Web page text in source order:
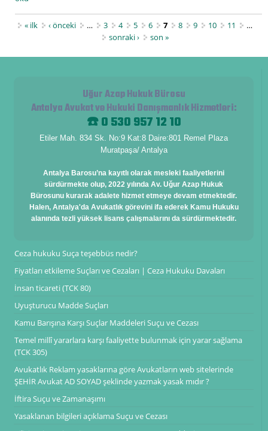
Sayfalar
« ilk ‹ önceki … 3 4 5 6 7 8 9 10 11
…
sonraki ›
son »
Uğur Azap Hukuk Bürosu
Antalya Avukat ve Hukuki Danışmanlık Hizmetleri:
☎️ 0 530 957 12 10
Etiler Mah. 834 Sk. No:9 Kat:8 Daire:801 Remel Plaza
Muratpaşa/ Antalya
Antalya Barosu’na kayıtlı olarak mesleki faaliyetlerini
sürdürmekte olup, 2022 yılında Av. Uğur Azap Hukuk
Bürosunu kurarak adalete hizmet etmeye devam etmektedir.
Halen, Antalya'da Avukatlık görevini ifa ederek Kamu Hukuku
alanında tezli yüksek lisans çalışmalarını da sürdürmektedir.
Ceza hukuku Suça teşebbüs nedir?
Fiyatları etkileme Suçları ve Cezaları | Ceza Hukuku Davaları
İnsan ticareti (TCK 80)
Uyuşturucu Madde Suçları
Kamu Barışına Karşı Suçlar Maddeleri Suçu ve Cezası
Temel millî yararlara karşı faaliyette bulunmak için yarar sağlama
(TCK 305)
Avukatlık Reklam yasaklarına göre Avukatların web sitelerinde
ŞEHİR Avukat AD SOYAD şeklinde yazmak yasak mıdır ?
İftira Suçu ve Zamanaşımı
Yasaklanan bilgileri açıklama Suçu ve Cezası